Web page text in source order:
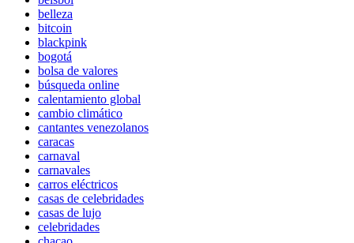
belleza
bitcoin
blackpink
bogotá
bolsa de valores
búsqueda online
calentamiento global
cambio climático
cantantes venezolanos
caracas
carnaval
carnavales
carros eléctricos
casas de celebridades
casas de lujo
celebridades